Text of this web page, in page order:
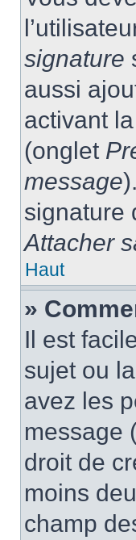
signature
aussi
activant
(onglet
message
signature
Attacher
Haut
»
Il est
sujet ou
avez les
message
droit de
moins
champ